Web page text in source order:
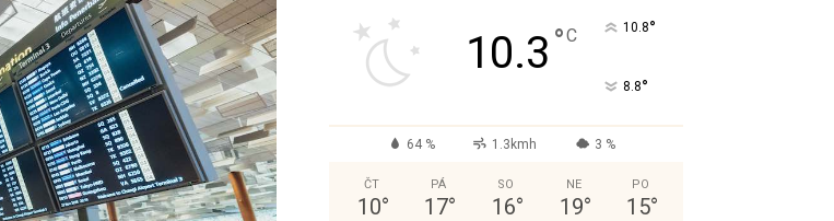
10.3 °C 10.8°
8.8°
64 % 1.3kmh 3 %
ČT
10°
PÁ
17°
SO
16°
NE
19°
PO
15°